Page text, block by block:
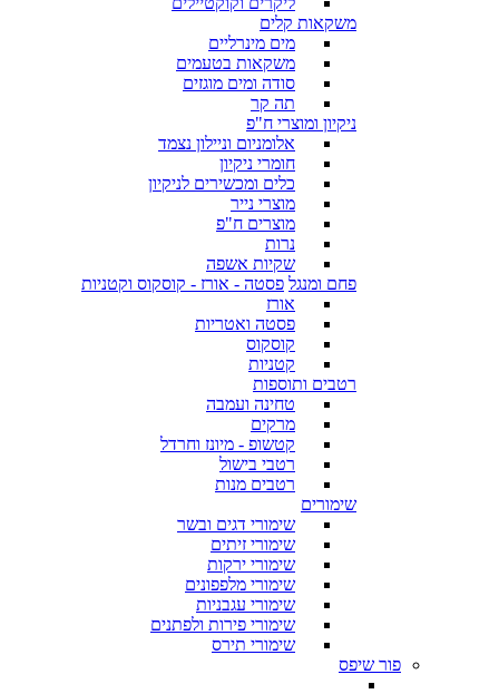
משקאות קלים
מים מינרליים
משקאות בטעמים
סודה ומים מוגזים
תה קר
ניקיון ומוצרי ח"פ
אלומניום וניילון נצמד
חומרי ניקיון
כלים ומכשירים לניקיון
מוצרי נייר
מוצרים ח"פ
נרות
שקיות אשפה
פחם ומנגל פסטה - אורז - קוסקוס וקטניות
אורז
פסטה ואטריות
קוסקוס
קטניות
רטבים ותוספות
טחינה ועמבה
מרקים
קטשופ - מיונז וחרדל
רטבי בישול
רטבים מנות
שימורים
שימורי דגים ובשר
שימורי זיתים
שימורי ירקות
שימורי מלפפונים
שימורי עגבניות
שימורי פירות ולפתנים
שימורי תירס
פור שיפס